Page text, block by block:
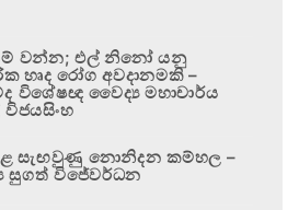
වන්න; එල් නිනෝ යනු
හෘද රෝග අවදානමකි –
විශේෂඥ වෛද්‍ය මහාචාර්ය
විජයසිංහ
සැඟවුණු නොනිදන කම්හල –
සුගත් විජේවර්ධන